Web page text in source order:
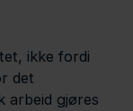
ikke fordi
det
arbeid gjøres